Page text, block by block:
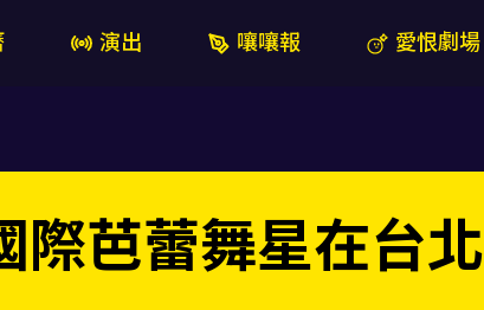
演出 嚷嚷報 愛恨劇場
芭蕾舞星在台北